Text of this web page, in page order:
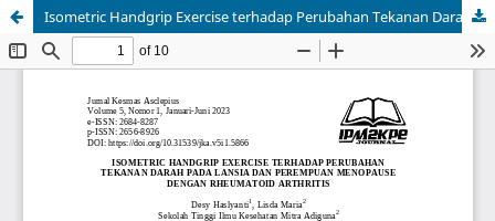
Isometric Handgrip Exercise terhadap Perubahan Tekanan Darah pada Lansia dan Perempuan Menopause dengan Rheumatoid Arthritis